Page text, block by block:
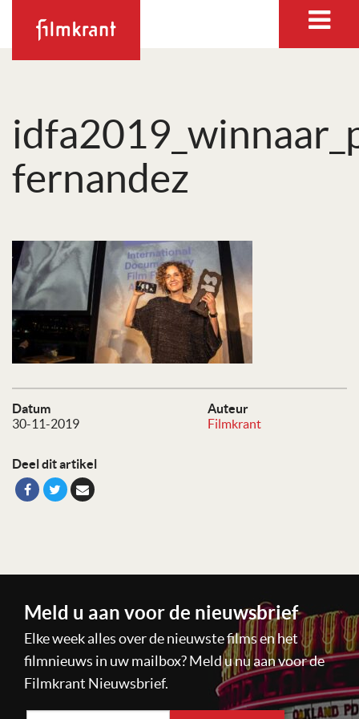
fernandez
Datum
30-11-2019
Auteur
Filmkrant
Deel dit artikel
Meld u aan voor de nieuwsbrief
Elke week alles over de nieuwste films en het
filmnieuws in uw mailbox? Meld u nu aan voor de
Filmkrant Nieuwsbrief.